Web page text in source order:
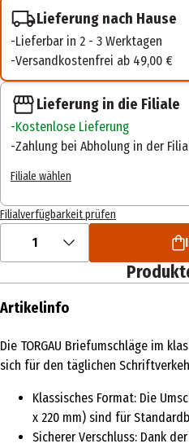
Lieferung nach Hause
Lieferbar in 2 - 3 Werktagen
Versandkostenfrei ab 49,00 €
Lieferung in die Filiale
Kostenlose Lieferung
Zahlung bei Abholung in der
Filiale wählen
Filialverfügbarkeit prüfen
1
Artikelinfo
Die TORGAU Briefumschläge im
sich für den täglichen
Klassisches Format: Die
x 220 mm) sind für
Sicherer Verschluss: Dank